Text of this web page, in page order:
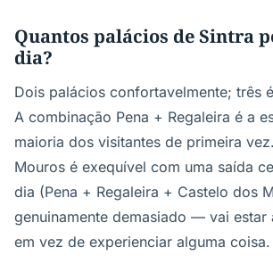
Quantos palácios de Sintra
dia?
Dois palácios confortavelmente; três
A combinação Pena + Regaleira é a
maioria dos visitantes de primeira
Mouros é exequível com uma saída
dia (Pena + Regaleira + Castelo dos
genuinamente demasiado — vai
em vez de experienciar alguma coisa.